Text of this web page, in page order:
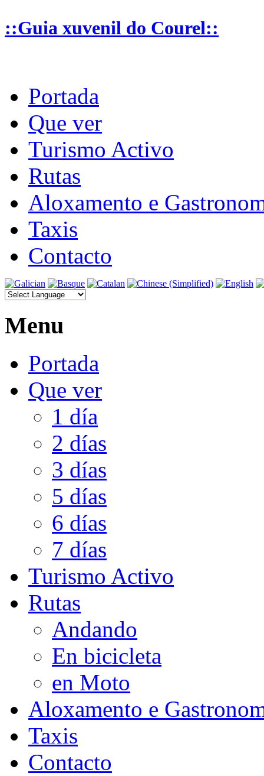
::Guia xuvenil do Courel::
Portada
Que ver
Turismo Activo
Rutas
Aloxamento e
Taxis
Contacto
Menu
Portada
Que ver
1 día
2 días
3 días
5 días
6 días
7 días
Turismo Activo
Rutas
Andando
En bicicleta
en Moto
Aloxamento e
Taxis
Contacto